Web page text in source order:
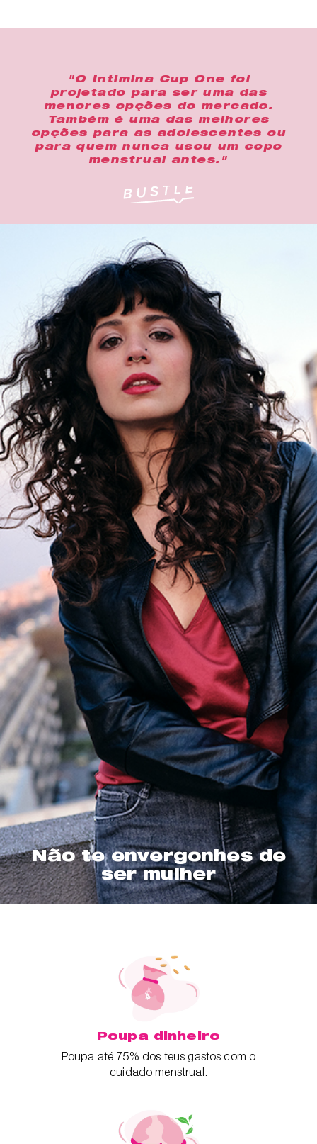
"O Intimina Cup One foi
projetado para ser uma das
menores opções do mercado.
Também é uma das melhores
opções para as adolescentes ou
para quem nunca usou um copo
menstrual antes."
Não te envergonhes de
ser mulher
Poupa dinheiro
Poupa até 75% dos teus gastos com o
cuidado menstrual.